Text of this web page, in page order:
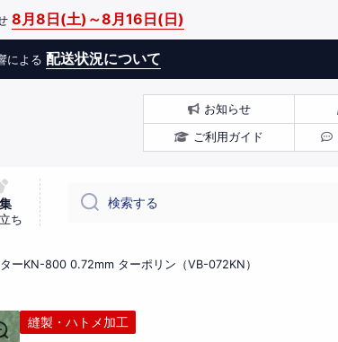
8月8日(土)～8月16日(日)
による 配送状況について
お知らせ
ご利用ガイド
ち
検索する
ーKN-800 0.72mm ターポリン（VB-072KN）
縫製・ハトメ加工